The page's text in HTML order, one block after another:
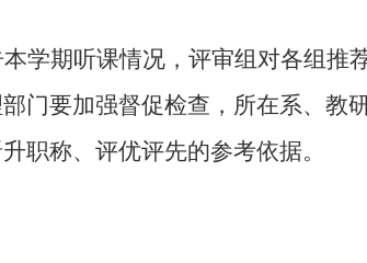
学期听课情况，评审组对各组推
门要加强督促检查，所在系、教
职称、评优评先的参考依据。